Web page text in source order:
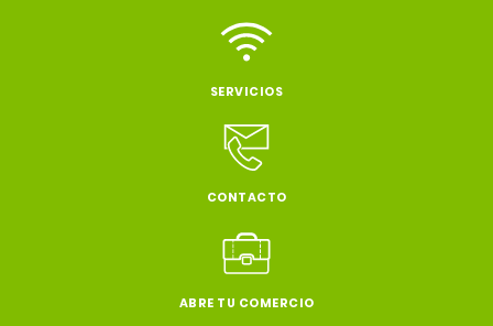
SERVICIOS
CONTACTO
ABRE TU COMERCIO